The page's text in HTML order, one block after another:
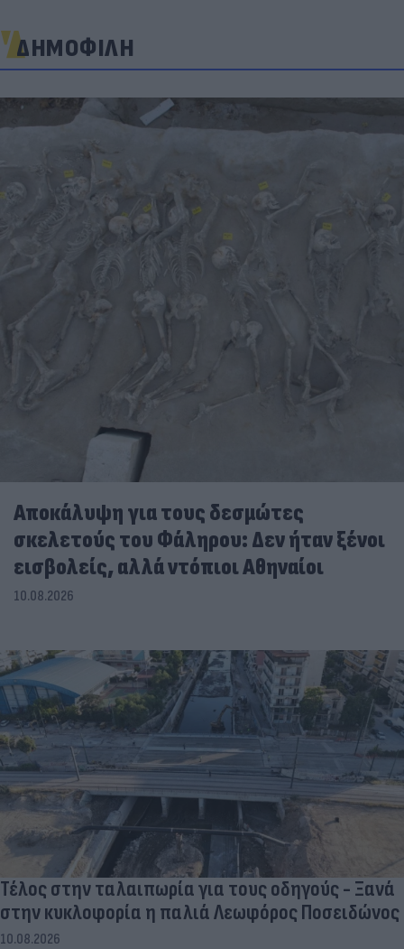
ΔΗΜΟΦΙΛΗ
Αποκάλυψη για τους δεσμώτες
σκελετούς του Φάληρου: Δεν ήταν ξένοι
εισβολείς, αλλά ντόπιοι Αθηναίοι
10.08.2026
Τέλος στην ταλαιπωρία για τους οδηγούς - Ξανά
στην κυκλοφορία η παλιά Λεωφόρος Ποσειδώνος
10.08.2026